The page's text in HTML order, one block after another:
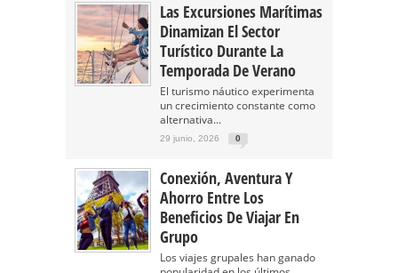
Las Excursiones Marítimas
Dinamizan El Sector
Turístico Durante La
Temporada De Verano
El turismo náutico experimenta
un crecimiento constante como
alternativa...
29 junio, 2026 0
Conexión, Aventura Y
Ahorro Entre Los
Beneficios De Viajar En
Grupo
Los viajes grupales han ganado